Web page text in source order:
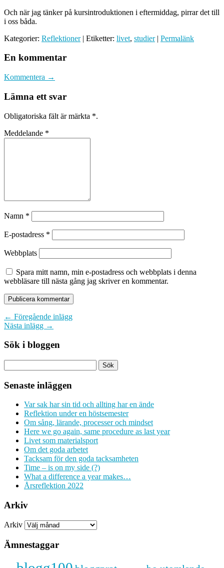
Och när jag tänker på kursintroduktionen i eftermiddag, pirrar det till
i oss båda.
Kategorier: Reflektioner| Etiketter: livet, studier| Permalänk
En kommentar
Kommentera →
Lämna ett svar
Obligatoriska fält är märkta *.
Meddelande *
Namn *
E-postadress *
Webbplats
Spara mitt namn, min e-postadress och webbplats i denna
webbläsare till nästa gång jag skriver en kommentar.
← Föregående inlägg
Nästa inlägg →
Sök i bloggen
Senaste inläggen
Var sak har sin tid och allting har en ände
Reflektion under en höstsemester
Om sång, lärande, processer och mindset
Here we go again, same procedure as last year
Livet som materialsport
Om det goda arbetet
Tacksam för den goda tacksamheten
Time – is on my side (?)
What a difference a year makes…
Årsreflektion 2022
Arkiv
Arkiv
Ämnestaggar